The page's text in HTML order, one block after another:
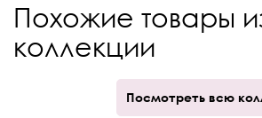
Похожие товары
коллекции
Посмотреть всю